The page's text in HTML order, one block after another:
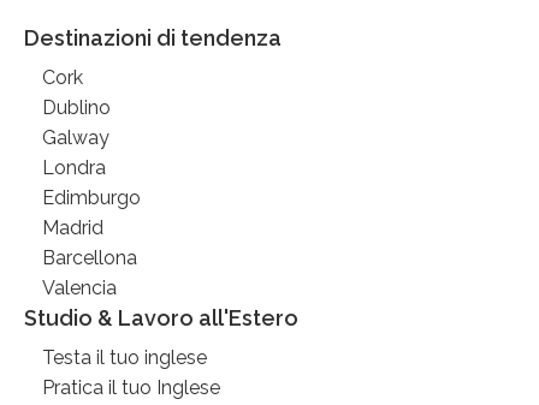
Destinazioni di tendenza
Cork
Dublino
Galway
Londra
Edimburgo
Madrid
Barcellona
Valencia
Studio & Lavoro all'Estero
Testa il tuo inglese
Pratica il tuo Inglese